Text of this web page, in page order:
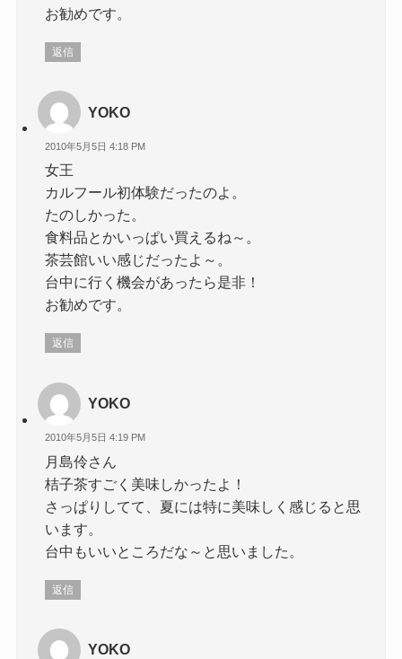
お勧めです。
返信
YOKO
2010年5月5日 4:18 PM
女王
カルフール初体験だったのよ。
たのしかった。
食料品とかいっぱい買えるね～。
茶芸館いい感じだったよ～。
台中に行く機会があったら是非！
お勧めです。
返信
YOKO
2010年5月5日 4:19 PM
月島伶さん
桔子茶すごく美味しかったよ！
さっぱりしてて、夏には特に美味しく感じると思
います。
台中もいいところだな～と思いました。
返信
YOKO